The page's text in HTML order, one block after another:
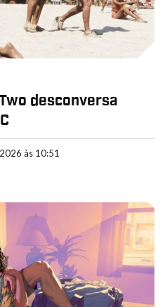
desconversa
às 10:51